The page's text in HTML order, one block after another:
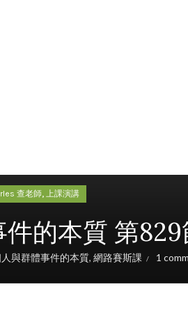
查老師, 上課演講
的本質 第829
與群體事件的本質, 網路賽斯課 1